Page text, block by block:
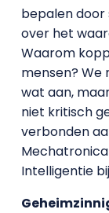
bepalen
over het
Waarom
mensen? We
wat aan,
niet kritisch
verbonden
Intelligentie